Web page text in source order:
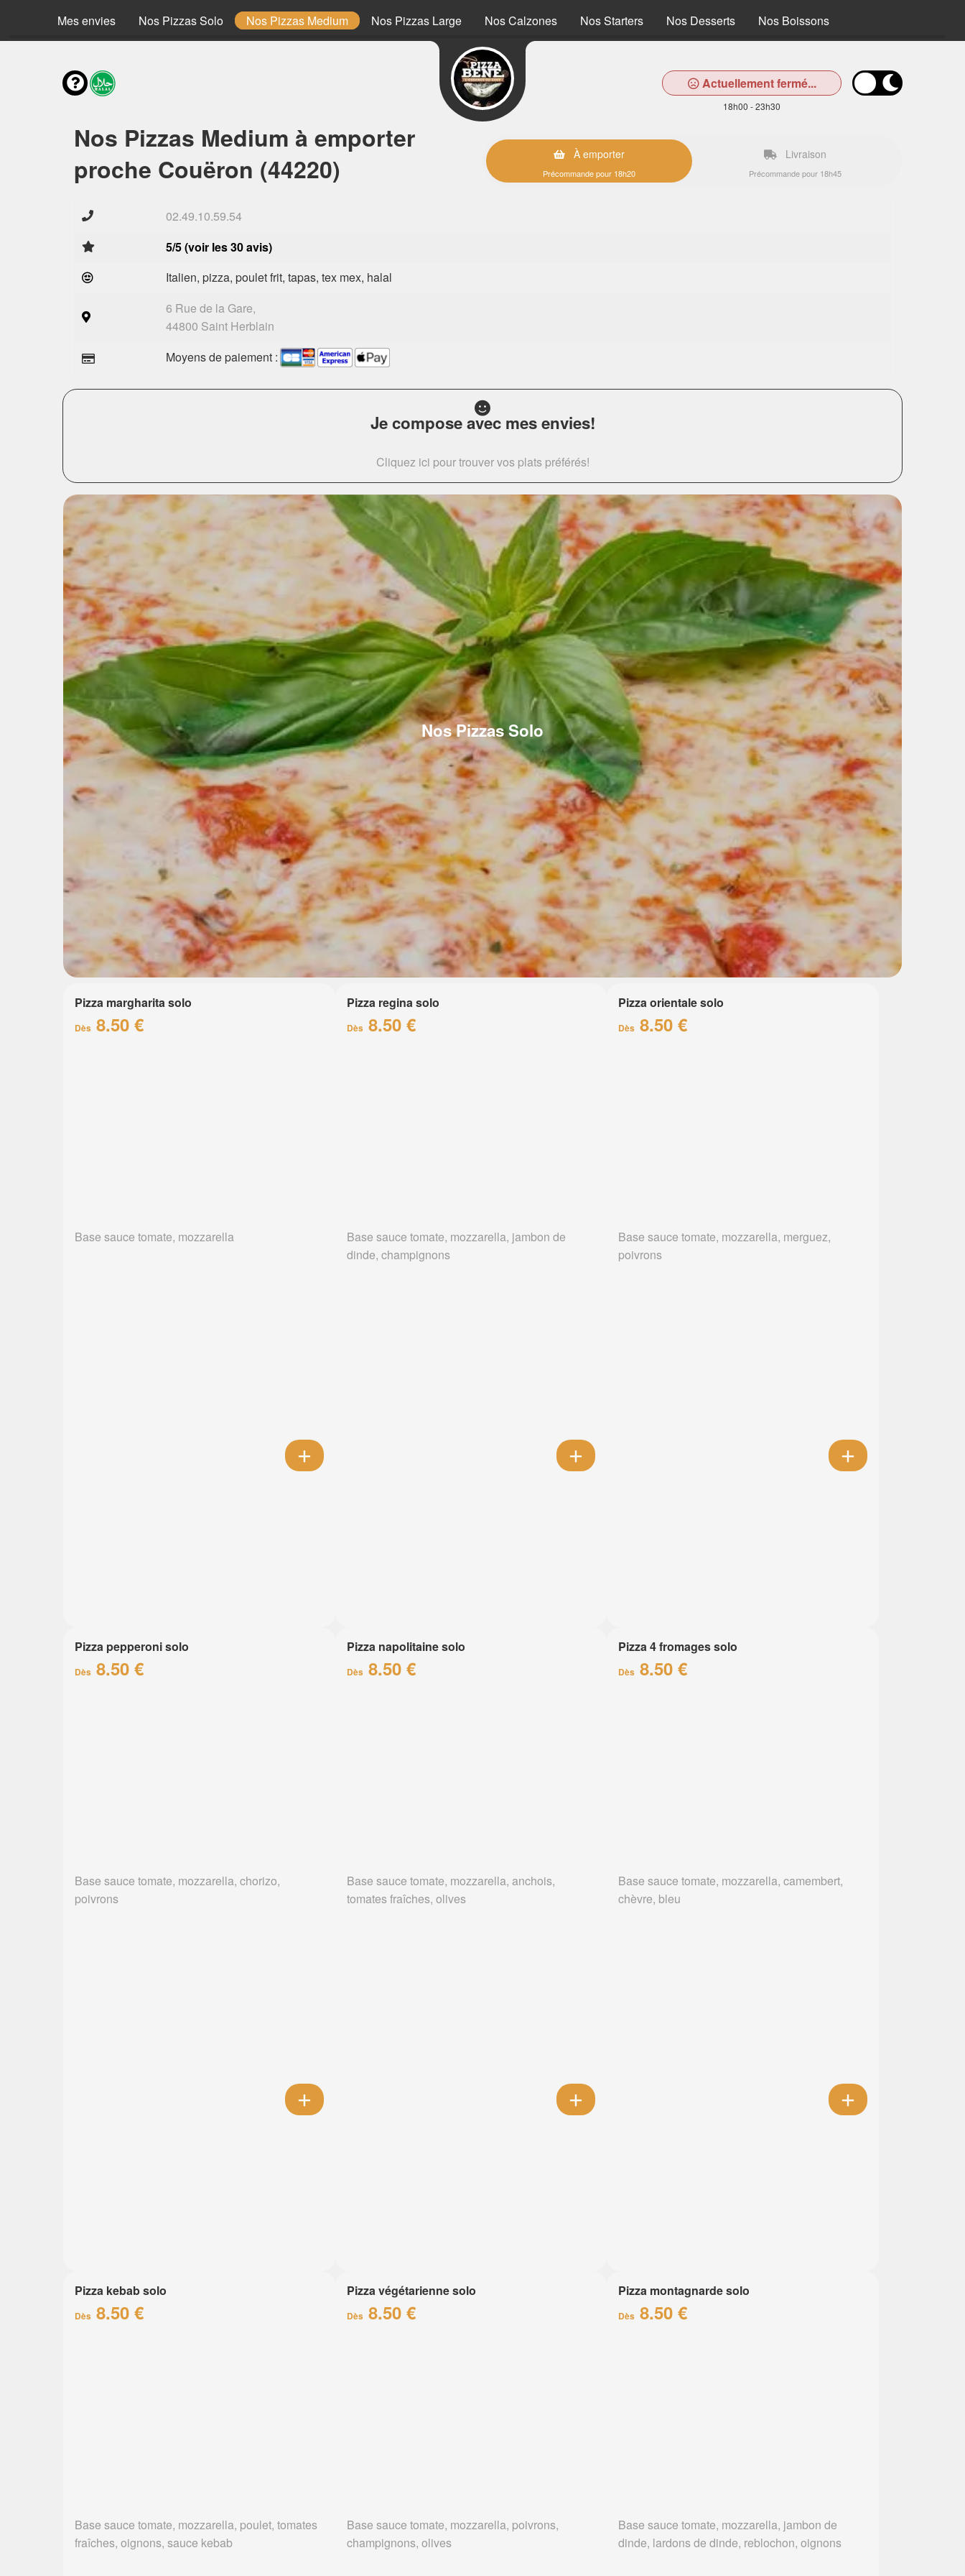
Mes envies Nos Pizzas Solo Nos Pizzas Medium Nos Pizzas Large Nos Calzones Nos Starters Nos Desserts Nos Boissons
Actuellement fermé...
18h00 - 23h30
Nos Pizzas Medium à emporter
proche Couëron (44220)
À emporter
Précommande pour 18h20
Livraison
Précommande pour 18h45
02.49.10.59.54
5/5 (voir les 30 avis)
Italien, pizza, poulet frit, tapas, tex mex, halal
6 Rue de la Gare,
44800 Saint Herblain
Moyens de paiement :
Je compose avec mes envies!
Cliquez ici pour trouver vos plats préférés!
Nos Pizzas Solo
Pizza margharita solo
Dès 8.50 €
Base sauce tomate, mozzarella
Pizza regina solo
Dès 8.50 €
Base sauce tomate, mozzarella, jambon de
dinde, champignons
Pizza orientale solo
Dès 8.50 €
Base sauce tomate, mozzarella, merguez,
poivrons
Pizza pepperoni solo
Dès 8.50 €
Base sauce tomate, mozzarella, chorizo,
poivrons
Pizza napolitaine solo
Dès 8.50 €
Base sauce tomate, mozzarella, anchois,
tomates fraîches, olives
Pizza 4 fromages solo
Dès 8.50 €
Base sauce tomate, mozzarella, camembert,
chèvre, bleu
Pizza kebab solo
Dès 8.50 €
Base sauce tomate, mozzarella, poulet, tomates
fraîches, oignons, sauce kebab
Pizza végétarienne solo
Dès 8.50 €
Base sauce tomate, mozzarella, poivrons,
champignons, olives
Pizza montagnarde solo
Dès 8.50 €
Base sauce tomate, mozzarella, jambon de
dinde, lardons de dinde, reblochon, oignons